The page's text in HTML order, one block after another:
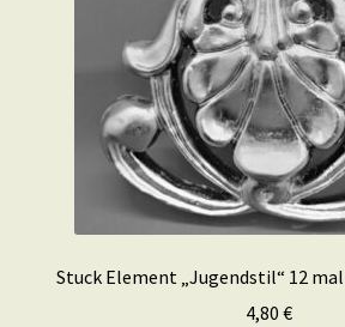
Stuck Element „Jugendstil“ 12 mal
4,80 €